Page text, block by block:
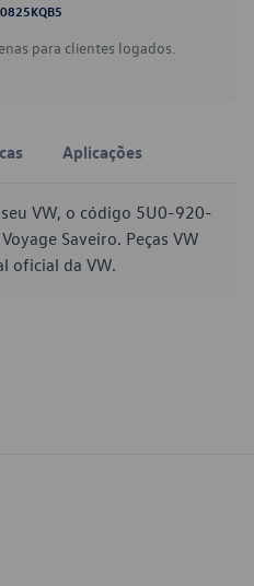
para clientes logados.
Aplicações
VW, o código 5U0-920-
Saveiro. Peças VW
oficial da VW.